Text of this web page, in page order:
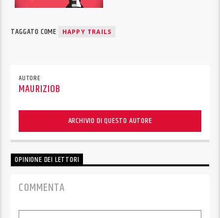
TAGGATO COME HAPPY TRAILS
AUTORE
MAURIZIOB
ARCHIVIO DI QUESTO AUTORE
OPINIONE DEI LETTORI
COMMENTA